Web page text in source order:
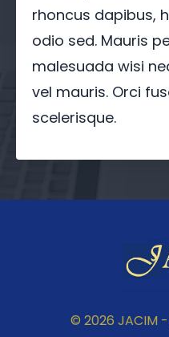
rhoncus dapibus,
odio sed. Mauris
malesuada wisi
vel mauris. Orci
scelerisque.
© 2026 JACIM